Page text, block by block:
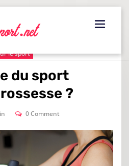
le sport
du sport
?
0 Comment